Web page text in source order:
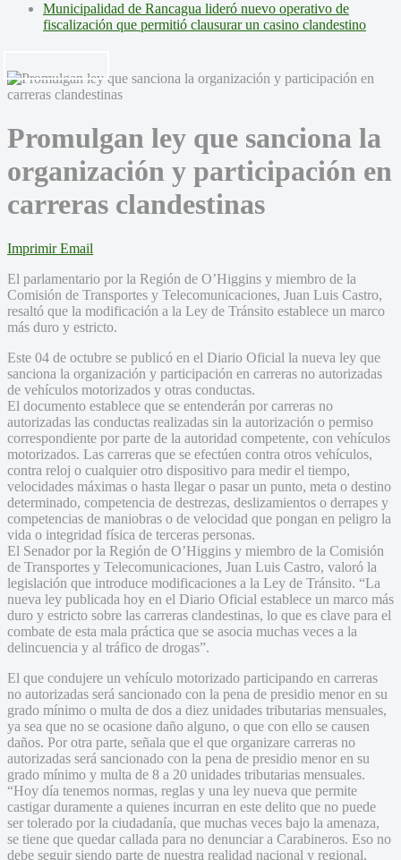
Municipalidad de Rancagua lideró nuevo operativo de
fiscalización que permitió clausurar un casino clandestino
Promulgan ley que sanciona la
organización y participación en
carreras clandestinas
Imprimir Email
El parlamentario por la Región de O’Higgins y miembro de la
Comisión de Transportes y Telecomunicaciones, Juan Luis Castro,
resaltó que la modificación a la Ley de Tránsito establece un marco
más duro y estricto.
Este 04 de octubre se publicó en el Diario Oficial la nueva ley que
sanciona la organización y participación en carreras no autorizadas
de vehículos motorizados y otras conductas.
El documento establece que se entenderán por carreras no
autorizadas las conductas realizadas sin la autorización o permiso
correspondiente por parte de la autoridad competente, con vehículos
motorizados. Las carreras que se efectúen contra otros vehículos,
contra reloj o cualquier otro dispositivo para medir el tiempo,
velocidades máximas o hasta llegar o pasar un punto, meta o destino
determinado, competencia de destrezas, deslizamientos o derrapes y
competencias de maniobras o de velocidad que pongan en peligro la
vida o integridad física de terceras personas.
El Senador por la Región de O’Higgins y miembro de la Comisión
de Transportes y Telecomunicaciones, Juan Luis Castro, valoró la
legislación que introduce modificaciones a la Ley de Tránsito. “La
nueva ley publicada hoy en el Diario Oficial establece un marco más
duro y estricto sobre las carreras clandestinas, lo que es clave para el
combate de esta mala práctica que se asocia muchas veces a la
delincuencia y al tráfico de drogas”.
El que condujere un vehículo motorizado participando en carreras
no autorizadas será sancionado con la pena de presidio menor en su
grado mínimo o multa de dos a diez unidades tributarias mensuales,
ya sea que no se ocasione daño alguno, o que con ello se causen
daños. Por otra parte, señala que el que organizare carreras no
autorizadas será sancionado con la pena de presidio menor en su
grado mínimo y multa de 8 a 20 unidades tributarias mensuales.
“Hoy día tenemos normas, reglas y una ley nueva que permite
castigar duramente a quienes incurran en este delito que no puede
ser tolerado por la ciudadanía, que muchas veces bajo la amenaza,
se tiene que quedar callada para no denunciar a Carabineros. Eso no
debe seguir siendo parte de nuestra realidad nacional y regional,